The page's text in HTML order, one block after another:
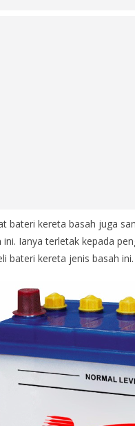
bateri kereta basah juga
Ianya terletak kepada
bateri kereta jenis basah ini.